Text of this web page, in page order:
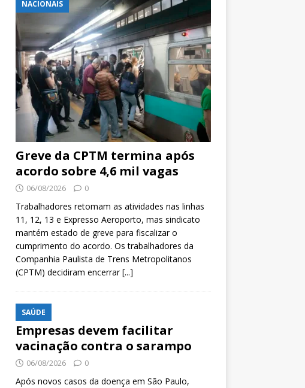
NACIONAIS
Greve da CPTM termina após
acordo sobre 4,6 mil vagas
06/08/2026 0
Trabalhadores retomam as atividades nas linhas
11, 12, 13 e Expresso Aeroporto, mas sindicato
mantém estado de greve para fiscalizar o
cumprimento do acordo. Os trabalhadores da
Companhia Paulista de Trens Metropolitanos
(CPTM) decidiram encerrar[...]
SAÚDE
Empresas devem facilitar
vacinação contra o sarampo
06/08/2026 0
Após novos casos da doença em São Paulo,